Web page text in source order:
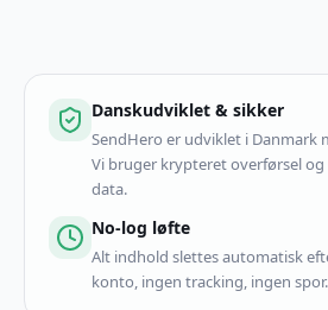
Danskudviklet & sikker
SendHero er udviklet i Danmark
Vi bruger krypteret overførsel
data.
No-log løfte
Alt indhold slettes automatisk
konto, ingen tracking, ingen spor.